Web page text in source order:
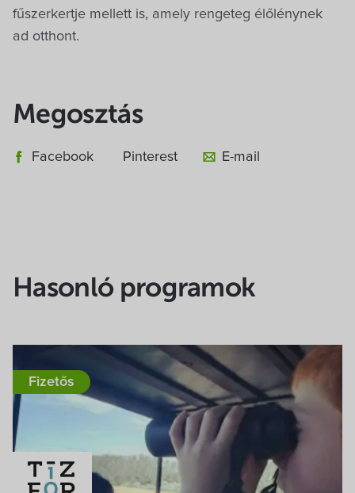
fűszerkertje mellett is, amely rengeteg élőlénynek
ad otthont.
Megosztás
Facebook Pinterest E-mail
Hasonló programok
Fizetős